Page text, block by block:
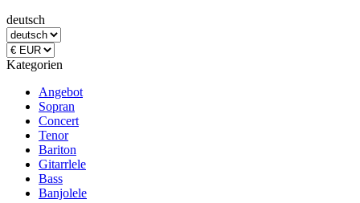
deutsch
Kategorien
Angebot
Sopran
Concert
Tenor
Bariton
Gitarrlele
Bass
Banjolele